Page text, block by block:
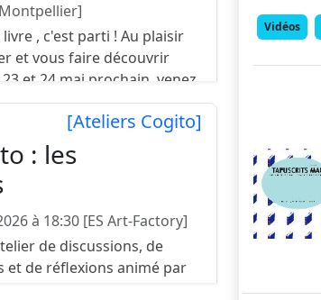
livre , c'est parti ! Au plaisir
et vous faire découvrir
et 24 mai prochain, venez
ouverte sur les richesses
[Ateliers Cogito]
: les
à 18:30 [ES Art-Factory]
de discussions, de
et de réflexions animé par
Vidéos